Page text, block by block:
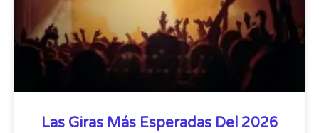
Las Giras Más Esperadas Del 2026